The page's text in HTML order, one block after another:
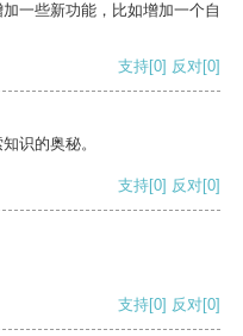
一些新功能，比如增加一个自
支持[0] 反对[0]
识的奥秘。
支持[0] 反对[0]
支持[0] 反对[0]